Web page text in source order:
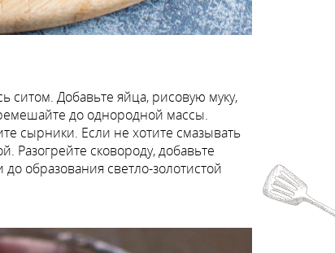
ситом. Добавьте яйца, рисовую муку,
до однородной массы.
сырники. Если не хотите смазывать
Разогрейте сковороду, добавьте
образования светло-золотистой